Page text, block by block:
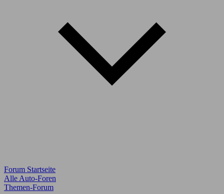
Forum Startseite
Alle Auto-Foren
Themen-Forum